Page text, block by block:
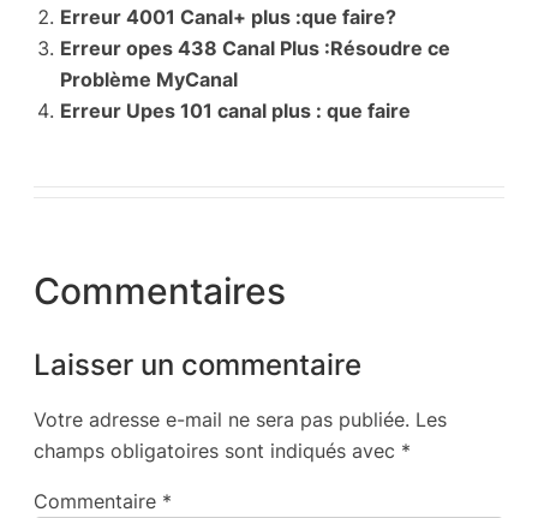
Erreur 4001 Canal+ plus :que faire?
Erreur opes 438 Canal Plus :Résoudre ce
Problème MyCanal
Erreur Upes 101 canal plus : que faire
Commentaires
Laisser un commentaire
Votre adresse e-mail ne sera pas publiée. Les
champs obligatoires sont indiqués avec *
Commentaire *